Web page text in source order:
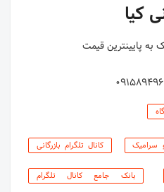
کیا
پایینترین قیمت
سرامیک کانال تلگرام بازرگانی
بانک جامع کانال تلگرام